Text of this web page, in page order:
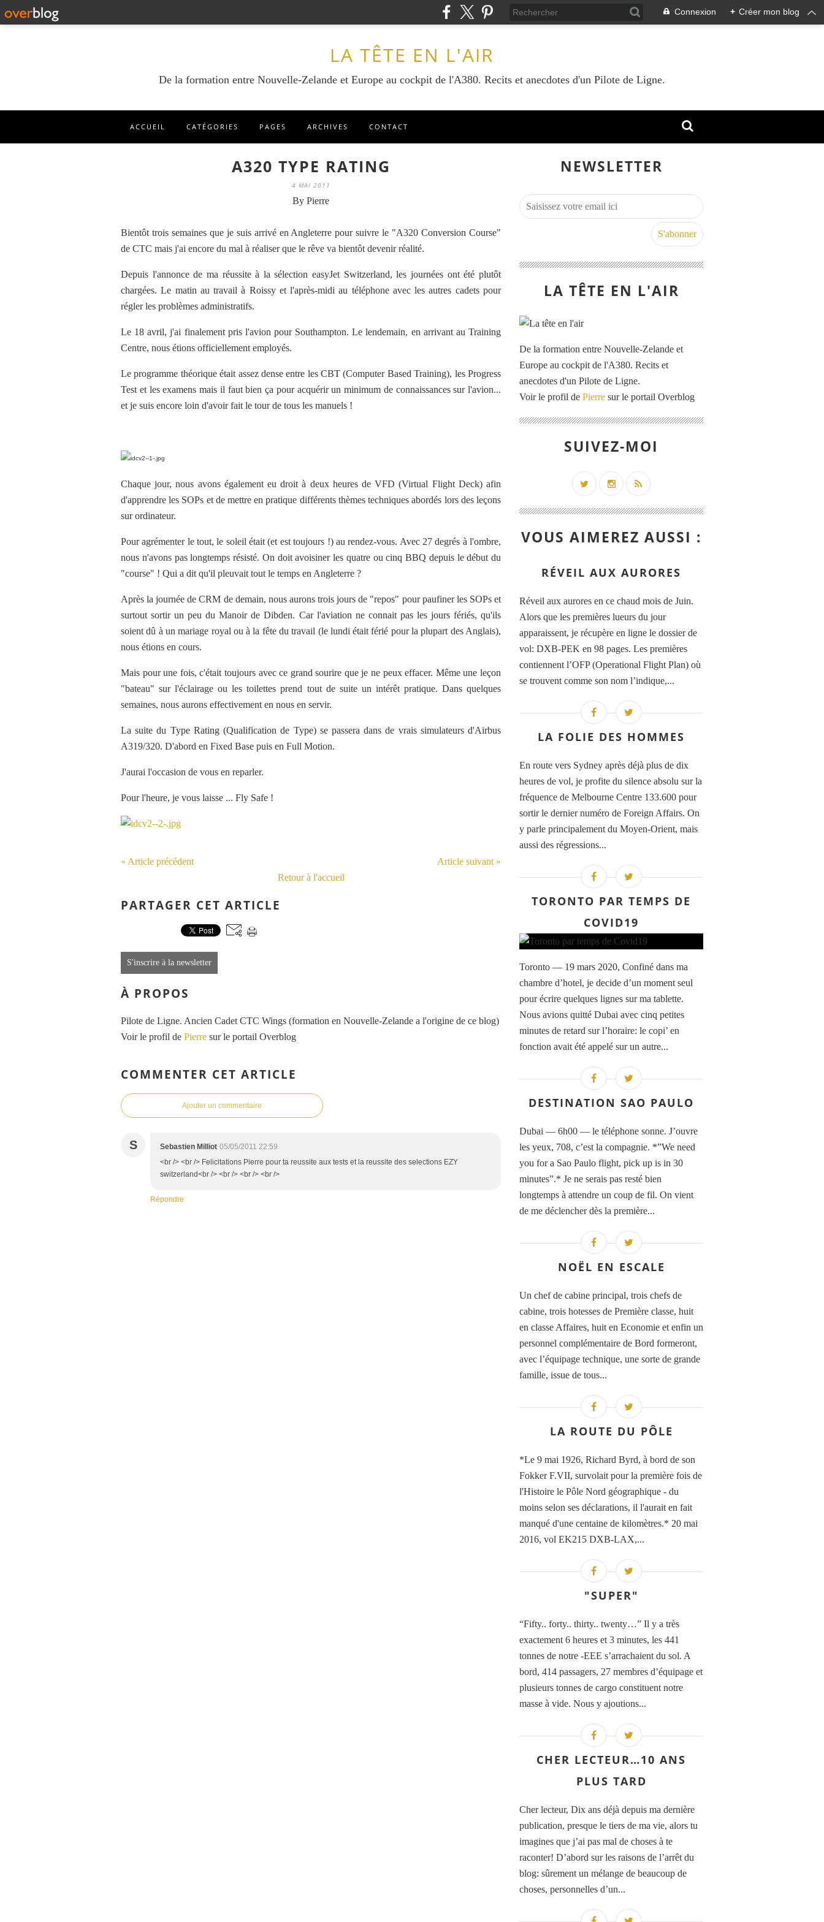
Connexion + Créer mon blog
LA TÊTE EN L'AIR
De la formation entre Nouvelle-Zelande et Europe au cockpit de l'A380. Recits et anecdotes d'un Pilote de Ligne.
ACCUEIL CATÉGORIES PAGES ARCHIVES CONTACT
A320 TYPE RATING
4 MAI 2011
By Pierre
Bientôt trois semaines que je suis arrivé en Angleterre pour suivre le "A320 Conversion Course"
de CTC mais j'ai encore du mal à réaliser que le rêve va bientôt devenir réalité.
Depuis l'annonce de ma réussite à la sélection easyJet Switzerland, les journées ont été plutôt
chargées. Le matin au travail à Roissy et l'après-midi au téléphone avec les autres cadets pour
régler les problèmes administratifs.
Le 18 avril, j'ai finalement pris l'avion pour Southampton. Le lendemain, en arrivant au Training
Centre, nous étions officiellement employés.
Le programme théorique était assez dense entre les CBT (Computer Based Training), les Progress
Test et les examens mais il faut bien ça pour acquérir un minimum de connaissances sur l'avion...
et je suis encore loin d'avoir fait le tour de tous les manuels !
Chaque jour, nous avons également eu droit à deux heures de VFD (Virtual Flight Deck) afin
d'apprendre les SOPs et de mettre en pratique différents thèmes techniques abordés lors des leçons
sur ordinateur.
Pour agrémenter le tout, le soleil était (et est toujours !) au rendez-vous. Avec 27 degrés à l'ombre,
nous n'avons pas longtemps résisté. On doit avoisiner les quatre ou cinq BBQ depuis le début du
"course" ! Qui a dit qu'il pleuvait tout le temps en Angleterre ?
Après la journée de CRM de demain, nous aurons trois jours de "repos" pour paufiner les SOPs et
surtout sortir un peu du Manoir de Dibden. Car l'aviation ne connait pas les jours fériés, qu'ils
soient dû à un mariage royal ou à la fête du travail (le lundi était férié pour la plupart des Anglais),
nous étions en cours.
Mais pour une fois, c'était toujours avec ce grand sourire que je ne peux effacer. Même une leçon
"bateau" sur l'éclairage ou les toilettes prend tout de suite un intérêt pratique. Dans quelques
semaines, nous aurons effectivement en nous en servir.
La suite du Type Rating (Qualification de Type) se passera dans de vrais simulateurs d'Airbus
A319/320. D'abord en Fixed Base puis en Full Motion.
J'aurai l'occasion de vous en reparler.
Pour l'heure, je vous laisse ... Fly Safe !
« Article précédent
Article suivant »
Retour à l'accueil
PARTAGER CET ARTICLE
S'inscrire à la newsletter
À PROPOS
Pilote de Ligne. Ancien Cadet CTC Wings (formation en Nouvelle-Zelande a l'origine de ce blog)
Voir le profil de Pierre sur le portail Overblog
COMMENTER CET ARTICLE
Ajouter un commentaire
S Sebastien Milliot 05/05/2011 22:59
<br /> <br /> Felicitations Pierre pour ta reussite aux tests et la reussite des selections EZY
switzerland<br /> <br /> <br /> <br />
Répondre
NEWSLETTER
LA TÊTE EN L'AIR
De la formation entre Nouvelle-Zelande et
Europe au cockpit de l'A380. Recits et
anecdotes d'un Pilote de Ligne.
Voir le profil de Pierre sur le portail Overblog
SUIVEZ-MOI
VOUS AIMEREZ AUSSI :
RÉVEIL AUX AURORES
Réveil aux aurores en ce chaud mois de Juin.
Alors que les premières lueurs du jour
apparaissent, je récupère en ligne le dossier de
vol: DXB-PEK en 98 pages. Les premières
contiennent l’OFP (Operational Flight Plan) où
se trouvent comme son nom l’indique,...
LA FOLIE DES HOMMES
En route vers Sydney après déjà plus de dix
heures de vol, je profite du silence absolu sur la
fréquence de Melbourne Centre 133.600 pour
sortir le dernier numéro de Foreign Affairs. On
y parle principalement du Moyen-Orient, mais
aussi des régressions...
TORONTO PAR TEMPS DE
COVID19
Toronto — 19 mars 2020, Confiné dans ma
chambre d’hotel, je decide d’un moment seul
pour écrire quelques lignes sur ma tablette.
Nous avions quitté Dubai avec cinq petites
minutes de retard sur l’horaire: le copi’ en
fonction avait été appelé sur un autre...
DESTINATION SAO PAULO
Dubai — 6h00 — le téléphone sonne. J’ouvre
les yeux, 708, c’est la compagnie. *”We need
you for a Sao Paulo flight, pick up is in 30
minutes”.* Je ne serais pas resté bien
longtemps à attendre un coup de fil. On vient
de me déclencher dès la première...
NOËL EN ESCALE
Un chef de cabine principal, trois chefs de
cabine, trois hotesses de Première classe, huit
en classe Affaires, huit en Economie et enfin un
personnel complémentaire de Bord formeront,
avec l’équipage technique, une sorte de grande
famille, issue de tous...
LA ROUTE DU PÔLE
*Le 9 mai 1926, Richard Byrd, à bord de son
Fokker F.VII, survolait pour la première fois de
l'Histoire le Pôle Nord géographique - du
moins selon ses déclarations, il l'aurait en fait
manqué d'une centaine de kilomètres.* 20 mai
2016, vol EK215 DXB-LAX,...
"SUPER"
“Fifty.. forty.. thirty.. twenty…” Il y a très
exactement 6 heures et 3 minutes, les 441
tonnes de notre -EEE s’arrachaient du sol. A
bord, 414 passagers, 27 membres d’équipage et
plusieurs tonnes de cargo constituent notre
masse à vide. Nous y ajoutions...
CHER LECTEUR…10 ANS
PLUS TARD
Cher lecteur, Dix ans déjà depuis ma dernière
publication, presque le tiers de ma vie, alors tu
imagines que j’ai pas mal de choses à te
raconter! D’abord sur les raisons de l’arrêt du
blog: sûrement un mélange de beaucoup de
choses, personnelles d’un...